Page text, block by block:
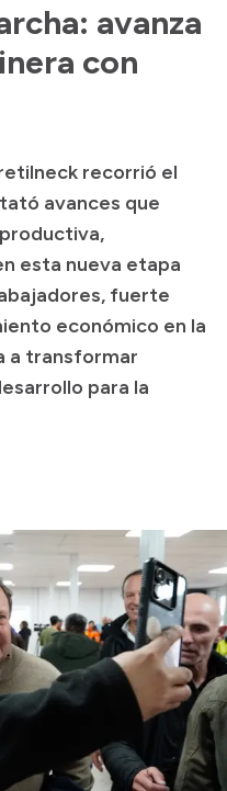
avanza
con
recorrió el
avances que
esta nueva etapa
fuerte
económico en la
a transformar
para la